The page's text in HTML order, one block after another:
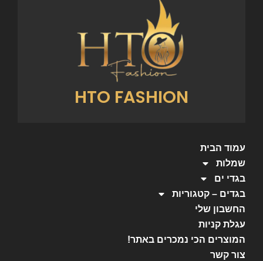
HTO FASHION
עמוד הבית
שמלות
בגדי ים
בגדים – קטגוריות
החשבון שלי
עגלת קניות
המוצרים הכי נמכרים באתר!
צור קשר